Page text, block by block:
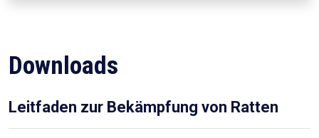
Downloads
Leitfaden zur Bekämpfung von Ratten